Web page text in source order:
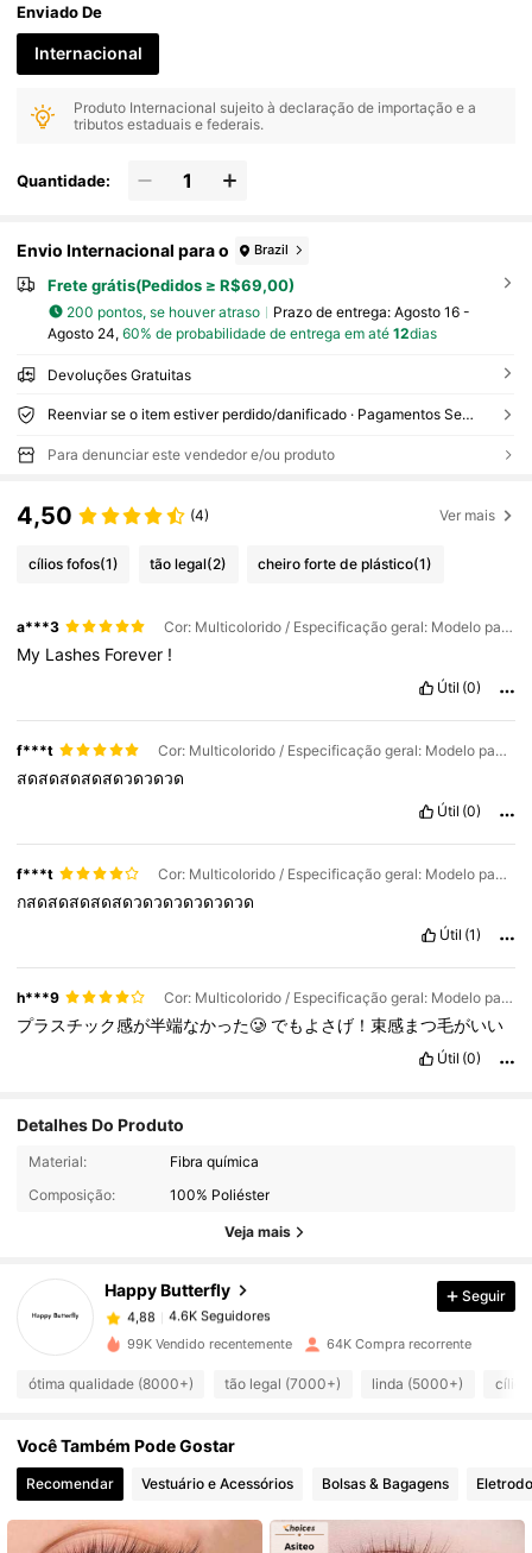
Enviado De
Internacional
Produto Internacional sujeito à declaração de importação e a
tributos estaduais e federais.
Quantidade:
Envio Internacional para o Brazil
Frete grátis(Pedidos ≥ R$69,00)
200 pontos, se houver atraso Prazo de entrega: Agosto 16 -
Agosto 24, 60% de probabilidade de entrega em até 12dias
Devoluções Gratuitas
Reenviar se o item estiver perdido/danificado · Pagamentos Seguros · Proteção de privacidade
Para denunciar este vendedor e/ou produto
4,50 (4) Ver mais
cílios fofos(1) tão legal(2) cheiro forte de plástico(1)
a***3 Cor: Multicolorido / Especificação geral: Modelo padrão
My Lashes Forever !
Útil (0)
f***t Cor: Multicolorido / Especificação geral: Modelo padrão
สดสดสดสดสดวดวดวด
Útil (0)
f***t Cor: Multicolorido / Especificação geral: Modelo padrão
กสดสดสดสดสดวดวดวดวดวดวด
Útil (1)
h***9 Cor: Multicolorido / Especificação geral: Modelo padrão
プラスチック感が半端なかった🥲 でもよさげ！束感まつ毛がいい
Útil (0)
Detalhes Do Produto
Material:
Fibra química
Composição:
100% Poliéster
Veja mais
Happy Butterfly
4.6K Seguidores
4.6K Seguidores
4,88
4.6K Seguidores
l***s
pago 1 dia atrás
4,88
4,88 4.6K Seguidores
4,88 4.6K Seguidores
Seguir
99K Vendido recentemente 64K Compra recorrente
ótima qualidade (8000+) tão legal (7000+) linda (5000+)
Você Também Pode Gostar
Recomendar Vestuário e Acessórios Bolsas & Bagagens